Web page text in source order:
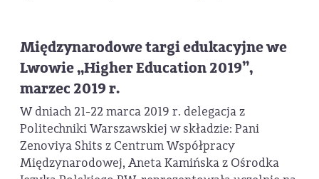
Międzynarodowe targi edukacyjne we
Lwowie „Higher Education 2019”,
marzec 2019 r.
W dniach 21-22 marca 2019 r. delegacja z
Politechniki Warszawskiej w składzie: Pani
Zenoviya Shits z Centrum Współpracy
Międzynarodowej, Aneta Kamińska z Ośrodka